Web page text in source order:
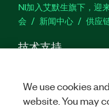
NI加入艾默生旗下，迎
会
新闻中心 供应
技术支持
We use cookies
website. You may